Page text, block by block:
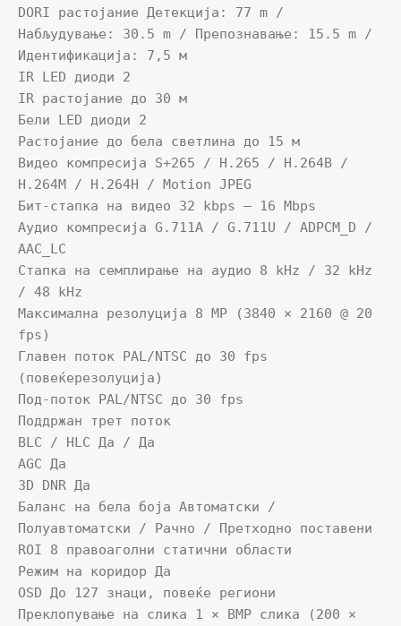
DORI растојание Детекција: 77 m /
Набљудување: 30.5 m / Препознавање: 15.5 m /
Идентификација: 7,5 м
IR LED диоди 2
IR растојание до 30 м
Бели LED диоди 2
Растојание до бела светлина до 15 м
Видео компресија S+265 / H.265 / H.264B /
H.264M / H.264H / Motion JPEG
Бит-стапка на видео 32 kbps – 16 Mbps
Аудио компресија G.711A / G.711U / ADPCM_D /
AAC_LC
Стапка на семплирање на аудио 8 kHz / 32 kHz
/ 48 kHz
Максимална резолуција 8 MP (3840 × 2160 @ 20
fps)
Главен поток PAL/NTSC до 30 fps
(повеќерезолуција)
Под-поток PAL/NTSC до 30 fps
Поддржан трет поток
BLC / HLC Да / Да
AGC Да
3D DNR Да
Баланс на бела боја Автоматски /
Полуавтоматски / Рачно / Претходно поставени
ROI 8 правоаголни статични области
Режим на коридор Да
OSD До 127 знаци, повеќе региони
Преклопување на слика 1 × BMP слика (200 ×